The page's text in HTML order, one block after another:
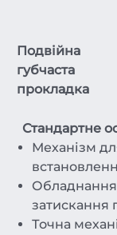
Подвійна
губчаста
прокладка
Стандартне
Механізм
Обладнання
затискання
Точна